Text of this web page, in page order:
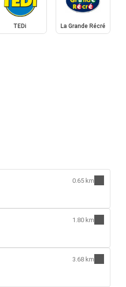
TEDi La Grande Récré
0.65 km
1.80 km
3.68 km